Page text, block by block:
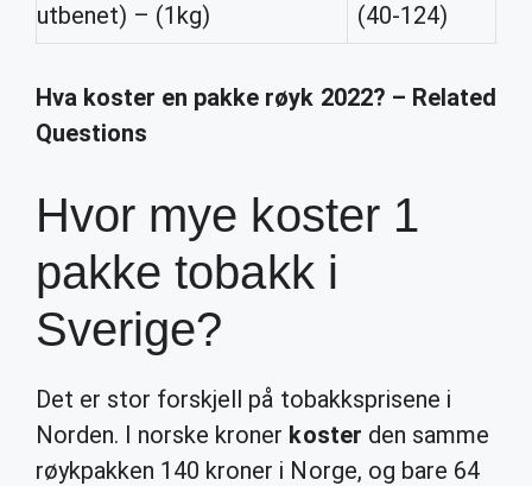
utbenet) – (1kg)
(40-124)
Hva koster en pakke røyk 2022? – Related
Questions
Hvor mye koster 1
pakke tobakk i
Sverige?
Det er stor forskjell på tobakksprisene i
Norden. I norske kroner koster den samme
røykpakken 140 kroner i Norge, og bare 64